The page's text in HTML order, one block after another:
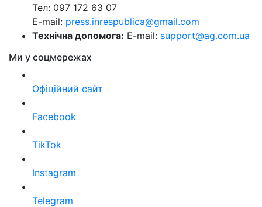
Тел: 097 172 63 07
E-mail: press.inrespublica@gmail.com
Технічна допомога: E-mail: support@ag.com.ua
Ми у соцмережах
Офіційний сайт
Facebook
TikTok
Instagram
Telegram